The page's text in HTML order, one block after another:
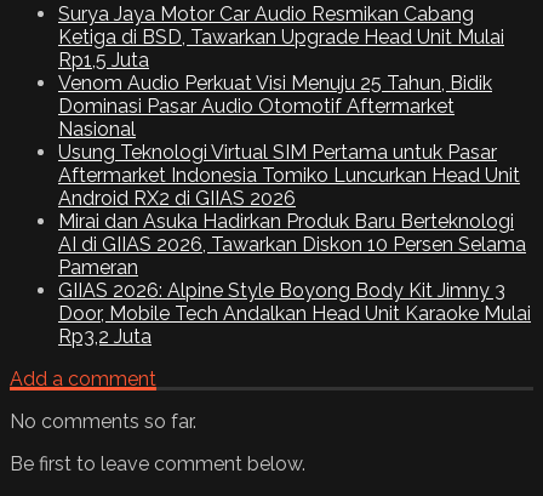
Surya Jaya Motor Car Audio Resmikan Cabang
Ketiga di BSD, Tawarkan Upgrade Head Unit Mulai
Rp1,5 Juta
Venom Audio Perkuat Visi Menuju 25 Tahun, Bidik
Dominasi Pasar Audio Otomotif Aftermarket
Nasional
Usung Teknologi Virtual SIM Pertama untuk Pasar
Aftermarket Indonesia Tomiko Luncurkan Head Unit
Android RX2 di GIIAS 2026
Mirai dan Asuka Hadirkan Produk Baru Berteknologi
AI di GIIAS 2026, Tawarkan Diskon 10 Persen Selama
Pameran
GIIAS 2026: Alpine Style Boyong Body Kit Jimny 3
Door, Mobile Tech Andalkan Head Unit Karaoke Mulai
Rp3,2 Juta
Add a comment
No comments so far.
Be first to leave comment below.